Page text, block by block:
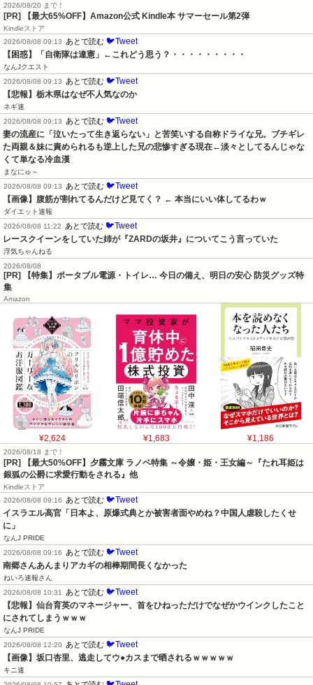
2026/08/20 まで！
[PR] 【最大65%OFF】Amazon公式 Kindle本 サマーセール第2弾
Kindleストア
2026/08/08 09:13
あとで読む 🐦Tweet
【困惑】「自衛隊は違憲」←これどう思う？・・・・・・・・・
なんJクエスト
2026/08/08 09:13
あとで読む 🐦Tweet
【悲報】栃木県はなぜ不人気なのか
ネギ速
2026/08/08 09:13
あとで読む 🐦Tweet
妻の流産に「泣いたって生き返らない」と苦笑いする自称ドライな兄。ブチギレ
た両親＆妹に責められるも逆上した兄の悲惨すぎる現在←淡々としてるんじゃな
くて単なる冷血漢
まなにゅ～
2026/08/08 09:13
あとで読む 🐦Tweet
【画像】腹筋が割れてるんだけど見てく？ ← 本当にいい体してるわｗ
ダイエット速報
2026/08/08 11:22
あとで読む 🐦Tweet
レースクイーンをしていた姉が『ZARDの坂井』についてこう言っていた
浮気ちゃんねる
2026/08/08
[PR] 【特集】ポータブル電源・トイレ… 今日の備え、明日の安心 防災グッズ特
集
Amazon
¥2,624 ¥1,683 ¥1,186
2026/08/18 まで！
[PR] 【最大50%OFF】夕霧文庫 ラノベ特集 ～令嬢・姫・王女編～『たれ耳姫は
銀狐の公爵に求愛行動をされる』他
Kindleストア
2026/08/08 09:16
あとで読む 🐦Tweet
イスラエル高官「日本よ、原爆式典とか被害者面やめね？中国人虐殺したくせ
に」
なんJ PRIDE
2026/08/08 09:16
あとで読む 🐦Tweet
南郷さんあんまりアカギの相棒期間長くなかった
ねいろ速報さん
2026/08/08 10:31
あとで読む 🐦Tweet
【悲報】仙台育英のマネージャー、首をひねっただけでなぜかウインクしたこと
にされてしまうｗｗｗ
なんJ PRIDE
2026/08/08 12:20
あとで読む 🐦Tweet
【画像】坂口杏里、逃走してウ●カスまで晒されるｗｗｗｗｗ
キニ速